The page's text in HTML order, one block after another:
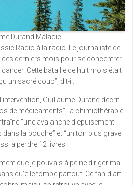
Durand Maladie
Radio à la radio. Le journaliste de
ces derniers mois pour se concentrer
Cette bataille de huit mois était
un sacré coup”, dit-il.
Guillaume Durand décrit
de médicaments”, la chimiothérapie
“une avalanche d’épuisement
dans la bouche” et “un ton plus grave
à perdre 12 livres.
que je pouvais à peine diriger ma
qu’elle tombe partout. Ce fan d’art